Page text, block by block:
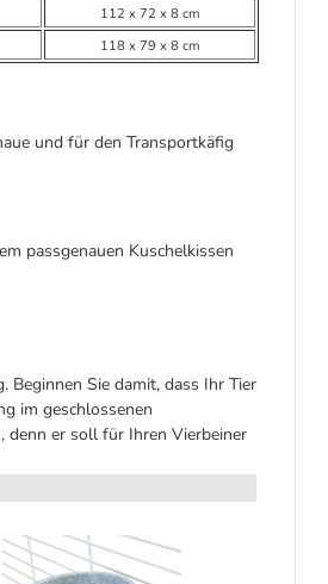
112 x 72 x 8 cm
118 x 79 x 8 cm
und für den Transportkäfig
passgenauen Kuschelkissen
Beginnen Sie damit, dass Ihr Tier
im geschlossenen
denn er soll für Ihren Vierbeiner